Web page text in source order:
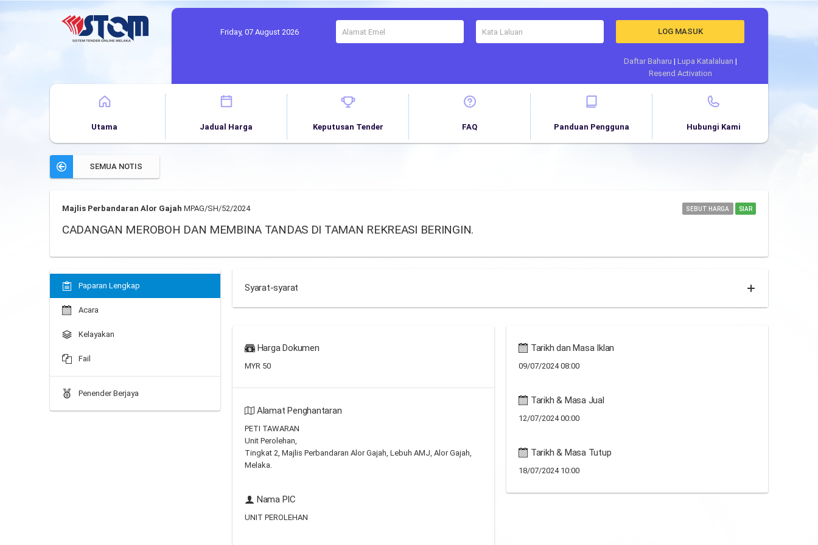
Friday, 07 August 2026 LOG MASUK
Daftar Baharu | Lupa Katalaluan |
Resend Activation
Utama Jadual Harga Keputusan Tender FAQ Panduan Pengguna Hubungi Kami
SEMUA NOTIS
Majlis Perbandaran Alor Gajah MPAG/SH/52/2024 SEBUT HARGA SIAR
CADANGAN MEROBOH DAN MEMBINA TANDAS DI TAMAN REKREASI BERINGIN.
Paparan Lengkap
Acara
Kelayakan
Fail
Penender Berjaya
Syarat-syarat
Harga Dokumen
MYR 50
Alamat Penghantaran
PETI TAWARAN
Unit Perolehan,
Tingkat 2, Majlis Perbandaran Alor Gajah, Lebuh AMJ, Alor Gajah,
Melaka.
Nama PIC
UNIT PEROLEHAN
Tarikh dan Masa Iklan
09/07/2024 08:00
Tarikh & Masa Jual
12/07/2024 00:00
Tarikh & Masa Tutup
18/07/2024 10:00